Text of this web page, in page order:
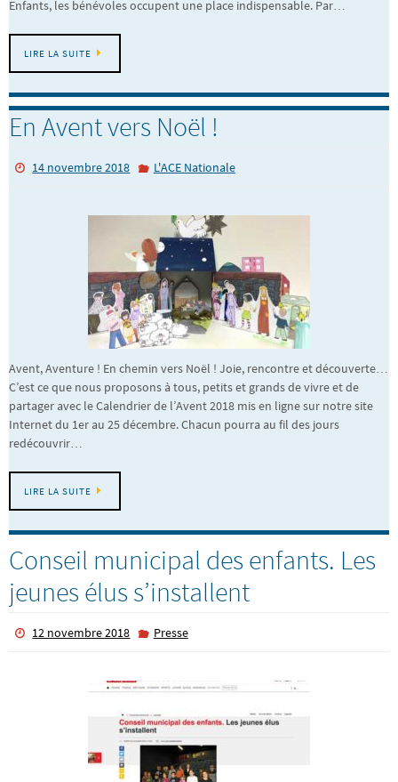
Enfants, les bénévoles occupent une place indispensable. Par…
LIRE LA SUITE
En Avent vers Noël !
14 novembre 2018 L'ACE Nationale
Avent, Aventure ! En chemin vers Noël ! Joie, rencontre et découverte…
C’est ce que nous proposons à tous, petits et grands de vivre et de
partager avec le Calendrier de l’Avent 2018 mis en ligne sur notre site
Internet du 1er au 25 décembre. Chacun pourra au fil des jours
redécouvrir…
LIRE LA SUITE
Conseil municipal des enfants. Les
jeunes élus s’installent
12 novembre 2018 Presse